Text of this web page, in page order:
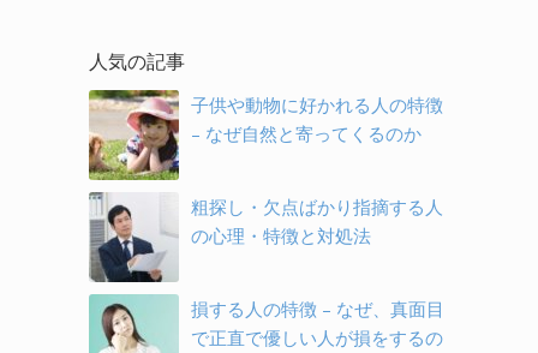
人気の記事
子供や動物に好かれる人の特徴
– なぜ自然と寄ってくるのか
粗探し・欠点ばかり指摘する人
の心理・特徴と対処法
損する人の特徴 – なぜ、真面目
で正直で優しい人が損をするの